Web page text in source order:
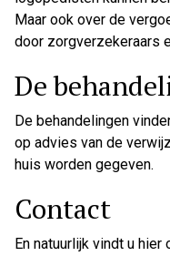
Maar ook over de
door zorgverzekeraars
De
De behandelingen
op advies van de
huis worden gegeven.
Contact
En natuurlijk vindt u